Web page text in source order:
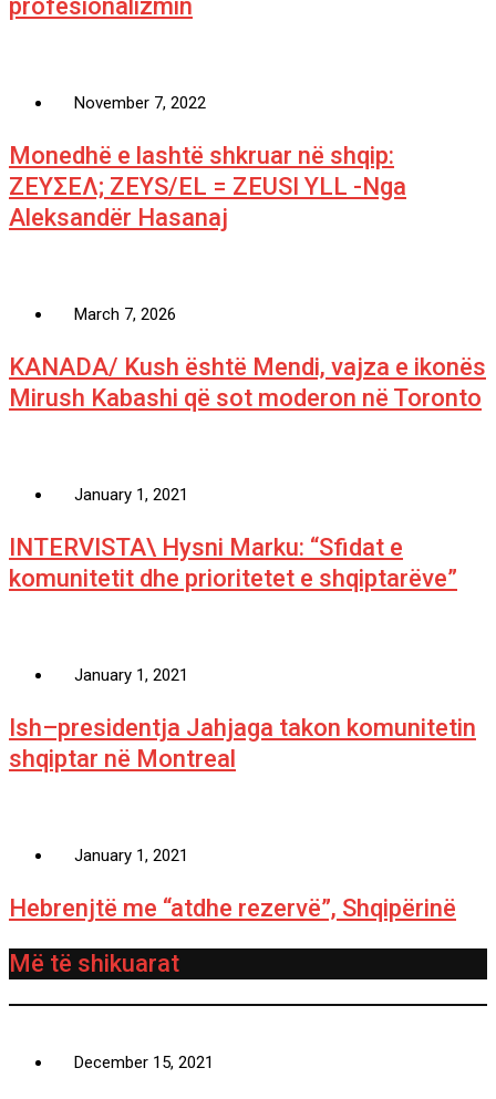
profesionalizmin
November 7, 2022
Monedhë e lashtë shkruar në shqip:
ΖΕΥΣΕΛ; ZEYS/EL = ZEUSI YLL -Nga
Aleksandër Hasanaj
March 7, 2026
KANADA/ Kush është Mendi, vajza e ikonës
Mirush Kabashi që sot moderon në Toronto
January 1, 2021
INTERVISTA\ Hysni Marku: “Sfidat e
komunitetit dhe prioritetet e shqiptarëve”
January 1, 2021
Ish–presidentja Jahjaga takon komunitetin
shqiptar në Montreal
January 1, 2021
Hebrenjtë me “atdhe rezervë”, Shqipërinë
Më të shikuarat
December 15, 2021